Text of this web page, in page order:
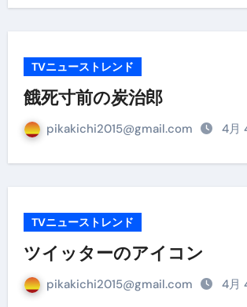
TVニューストレンド
餓死寸前の炭治郎
pikakichi2015@gmail.com 4月
TVニューストレンド
ツイッターのアイコン
pikakichi2015@gmail.com 4月